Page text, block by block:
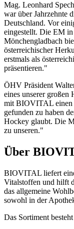
Mag. Leonhard
war über Jahrzehnte
Deutschland. Vor
eingestellt. Die EM
Mönchengladbach
österreichischer
erstmals als
präsentieren."
ÖHV Präsident
eines unserer
mit BIOVITAL einen
gefunden zu haben
Hockey glaubt. Die
zu unseren."
Über
BIOVITAL liefert
Vitalstoffen und hilft
das allgemeine
sowohl in der
Das Sortiment